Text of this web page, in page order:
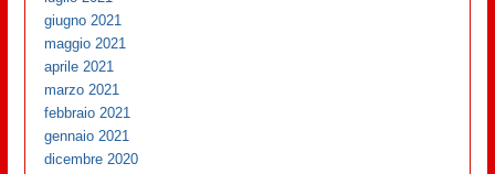
giugno 2021
maggio 2021
aprile 2021
marzo 2021
febbraio 2021
gennaio 2021
dicembre 2020